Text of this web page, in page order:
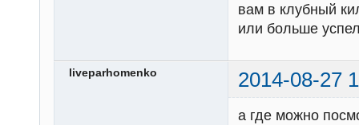
вам в клубный
или больше
liveparhomenko 2014-08-27
а где можно